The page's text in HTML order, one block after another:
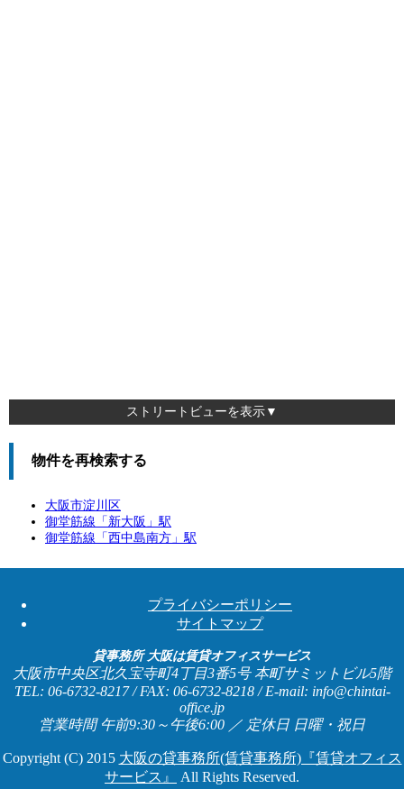
ストリートビューを表示▼
物件を再検索する
大阪市淀川区
御堂筋線「 新大阪 」駅
御堂筋線「 西中島南方 」駅
プライバシーポリシー
サイトマップ
貸事務所 大阪は賃貸オフィスサービス
大阪市中央区北久宝寺町4丁目3番5号 本町サミットビル5階
TEL: 06-6732-8217 / FAX: 06-6732-8218 / E-mail: info@chintai-
office.jp
営業時間 午前9:30～午後6:00 ／ 定休日 日曜・祝日
Copyright (C) 2015 大阪の貸事務所(賃貸事務所)『賃貸オフィス
サービス』
All Rights Reserved.